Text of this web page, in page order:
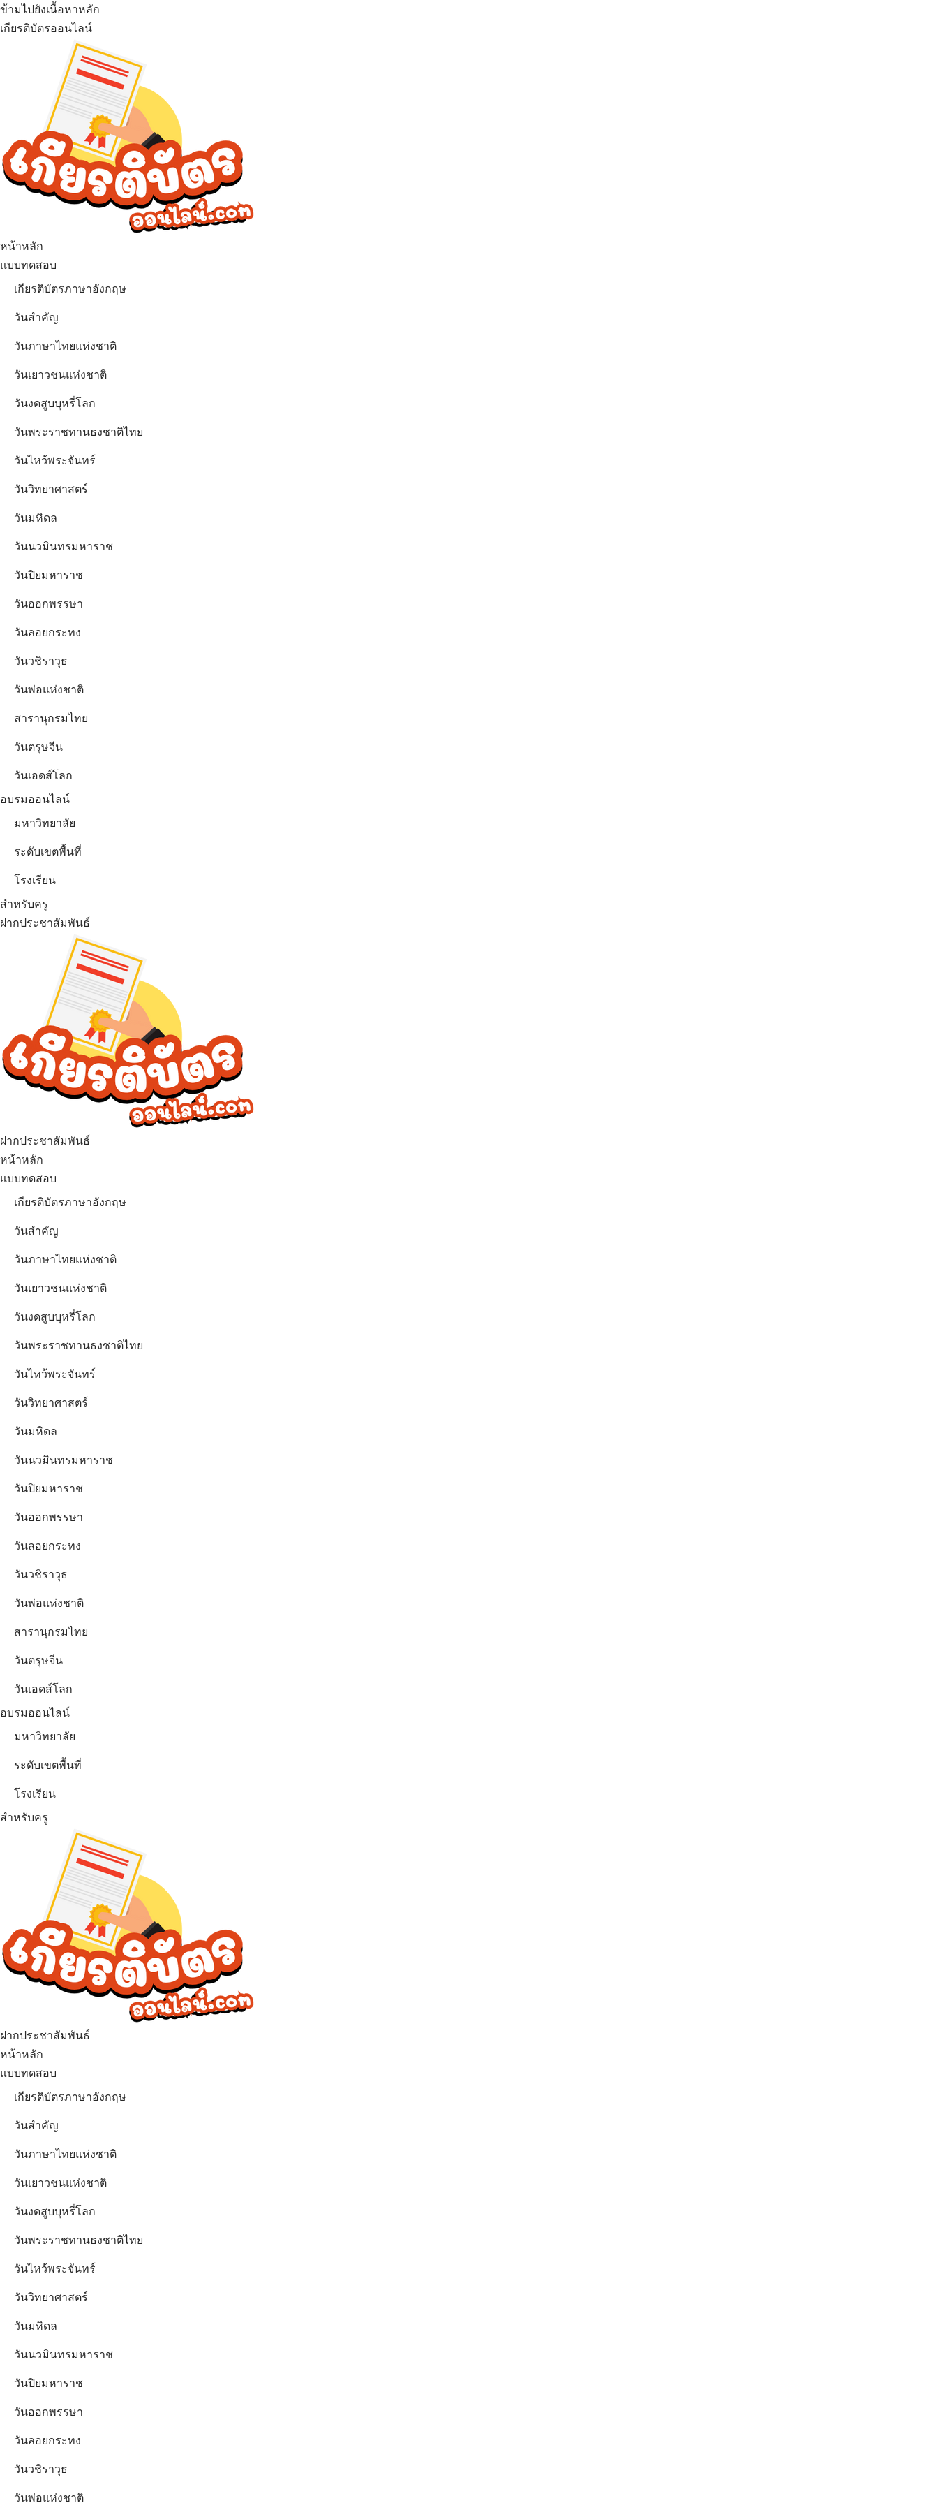
ข้ามไปยังเนื้อหาหลัก
เกียรติบัตรออนไลน์
หน้าหลัก
แบบทดสอบ
เกียรติบัตรภาษาอังกฤษ
วันสำคัญ
วันภาษาไทยแห่งชาติ
วันเยาวชนแห่งชาติ
วันงดสูบบุหรี่โลก
วันพระราชทานธงชาติไทย
วันไหว้พระจันทร์​
วันวิทยาศาสตร์
วันมหิดล
วันนวมินทรมหาราช
วันปิยมหาราช
วันออกพรรษา
วันลอยกระทง
วันวชิราวุธ
วันพ่อแห่งชาติ
สารานุกรมไทย
วันตรุษจีน
วันเอดส์โลก
อบรมออนไลน์
มหาวิทยาลัย
ระดับเขตพื้นที่
โรงเรียน
สำหรับครู
ฝากประชาสัมพันธ์
ฝากประชาสัมพันธ์
หน้าหลัก
แบบทดสอบ
เกียรติบัตรภาษาอังกฤษ
วันสำคัญ
วันภาษาไทยแห่งชาติ
วันเยาวชนแห่งชาติ
วันงดสูบบุหรี่โลก
วันพระราชทานธงชาติไทย
วันไหว้พระจันทร์​
วันวิทยาศาสตร์
วันมหิดล
วันนวมินทรมหาราช
วันปิยมหาราช
วันออกพรรษา
วันลอยกระทง
วันวชิราวุธ
วันพ่อแห่งชาติ
สารานุกรมไทย
วันตรุษจีน
วันเอดส์โลก
อบรมออนไลน์
มหาวิทยาลัย
ระดับเขตพื้นที่
โรงเรียน
สำหรับครู
ฝากประชาสัมพันธ์
หน้าหลัก
แบบทดสอบ
เกียรติบัตรภาษาอังกฤษ
วันสำคัญ
วันภาษาไทยแห่งชาติ
วันเยาวชนแห่งชาติ
วันงดสูบบุหรี่โลก
วันพระราชทานธงชาติไทย
วันไหว้พระจันทร์​
วันวิทยาศาสตร์
วันมหิดล
วันนวมินทรมหาราช
วันปิยมหาราช
วันออกพรรษา
วันลอยกระทง
วันวชิราวุธ
วันพ่อแห่งชาติ